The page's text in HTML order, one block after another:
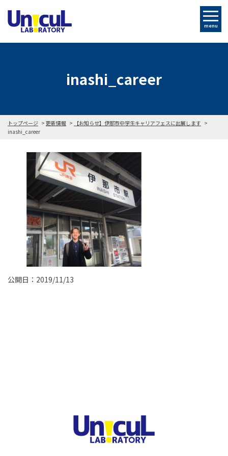
menu
inashi_career
トップページ 更新情報
【お知らせ】伊那市中学生キャリアフェスに出展します
inashi_career
公開日：2019/11/13